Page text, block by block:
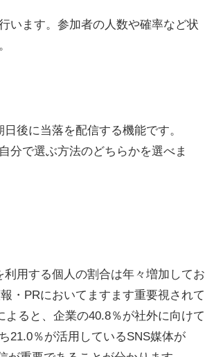
います。参加者の人数や確率など状
後に当落を配信する機能です。
分で選ぶ方法のどちらかを選べま
用する個人の割合は年々増加してお
・PRにおいてますます重要視されて
ると、企業の40.8％が社外に向けて
21.0％が活用しているSNS媒体が